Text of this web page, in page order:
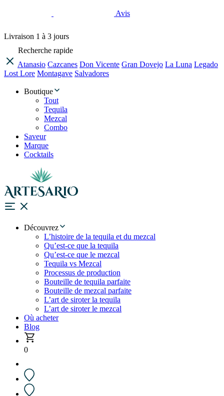
Avis
Livraison 1 à 3 jours
Recherche rapide
Atanasio Cazcanes Don Vicente Gran Dovejo La Luna Legado
Lost Lore Montagave Salvadores
Boutique
Tout
Tequila
Mezcal
Combo
Saveur
Marque
Cocktails
Découvrez
L’histoire de la tequila et du mezcal
Qu’est-ce que la tequila
Qu’est-ce que le mezcal
Tequila vs Mezcal
Processus de production
Bouteille de tequila parfaite
Bouteille de mezcal parfaite
L’art de siroter la tequila
L’art de siroter le mezcal
Où acheter
Blog
0